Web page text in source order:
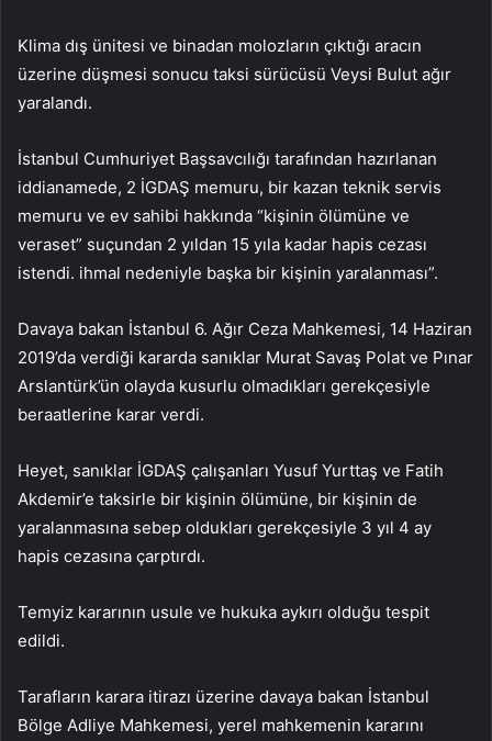
Klima dış ünitesi ve binadan molozların çıktığı aracın
üzerine düşmesi sonucu taksi sürücüsü Veysi Bulut ağır
yaralandı.
İstanbul Cumhuriyet Başsavcılığı tarafından hazırlanan
iddianamede, 2 İGDAŞ memuru, bir kazan teknik servis
memuru ve ev sahibi hakkında “kişinin ölümüne ve
veraset” suçundan 2 yıldan 15 yıla kadar hapis cezası
istendi. ihmal nedeniyle başka bir kişinin yaralanması”.
Davaya bakan İstanbul 6. Ağır Ceza Mahkemesi, 14 Haziran
2019’da verdiği kararda sanıklar Murat Savaş Polat ve Pınar
Arslantürk’ün olayda kusurlu olmadıkları gerekçesiyle
beraatlerine karar verdi.
Heyet, sanıklar İGDAŞ çalışanları Yusuf Yurttaş ve Fatih
Akdemir’e taksirle bir kişinin ölümüne, bir kişinin de
yaralanmasına sebep oldukları gerekçesiyle 3 yıl 4 ay
hapis cezasına çarptırdı.
Temyiz kararının usule ve hukuka aykırı olduğu tespit
edildi.
Tarafların karara itirazı üzerine davaya bakan İstanbul
Bölge Adliye Mahkemesi, yerel mahkemenin kararını